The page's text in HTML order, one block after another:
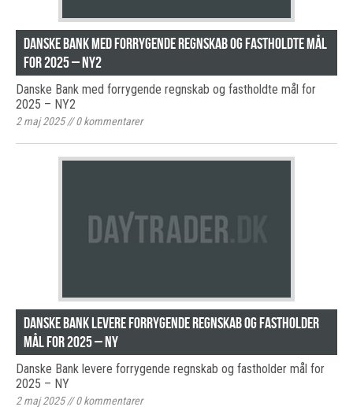
Danske Bank med forrygende regnskab og fastholdte mål
for 2025 – NY2
Danske Bank med forrygende regnskab og fastholdte mål for
2025 – NY2
2 maj 2025//0kommentarer
Danske Bank levere forrygende regnskab og fastholder
mål for 2025 – NY
Danske Bank levere forrygende regnskab og fastholder mål for
2025 – NY
2 maj 2025//0kommentarer